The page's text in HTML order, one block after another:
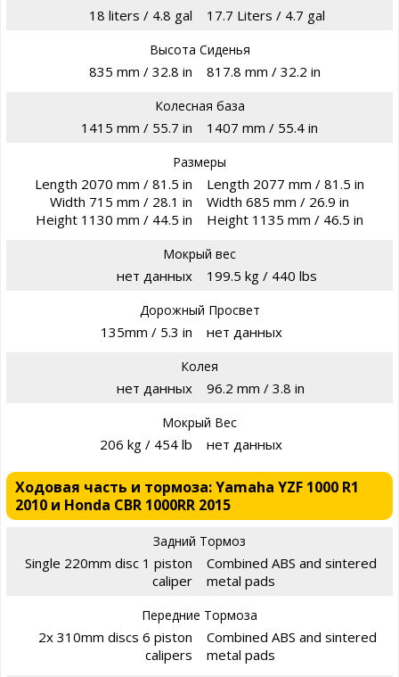
18 liters / 4.8 gal 17.7 Liters / 4.7 gal
Высота Сиденья
835 mm / 32.8 in 817.8 mm / 32.2 in
Колесная база
1415 mm / 55.7 in 1407 mm / 55.4 in
Размеры
Length 2070 mm / 81.5 in
Width 715 mm / 28.1 in
Height 1130 mm / 44.5 in
Length 2077 mm / 81.5 in
Width 685 mm / 26.9 in
Height 1135 mm / 46.5 in
Мокрый вес
нет данных 199.5 kg / 440 lbs
Дорожный Просвет
135mm / 5.3 in нет данных
Колея
нет данных 96.2 mm / 3.8 in
Мокрый Вес
206 kg / 454 lb нет данных
Ходовая часть и тормоза: Yamaha YZF 1000 R1
2010 и Honda CBR 1000RR 2015
Задний Тормоз
Single 220mm disc 1 piston
caliper
Combined ABS and sintered
metal pads
Передние Тормоза
2x 310mm discs 6 piston
calipers
Combined ABS and sintered
metal pads